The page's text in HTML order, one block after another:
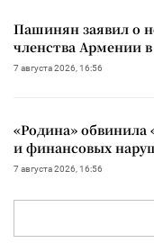
Пашинян заявил о
членства Армении
7 августа 2026, 16:56
«Родина» обвинила
и финансовых
7 августа 2026, 16:56